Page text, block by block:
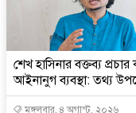
শেখ হাসিনার বক্তব্য
আইনানুগ ব্যবস্থা: তথ্য
মঙ্গলবার, ৪ অগাস্ট, ২০২৬